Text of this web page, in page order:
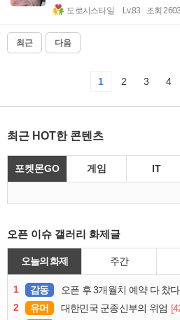
도로시스타일 Lv.83 조회 2603
최근 다음
1 2 3 4
최근 HOT한 콘텐츠
포켓몬GO 게임 IT
오픈 이슈 갤러리 화제글
오늘의 화제 주간
1 감동 오픈 후 3개월치 예약 다 찼
2
유머 대한민국 군종신부의 위엄